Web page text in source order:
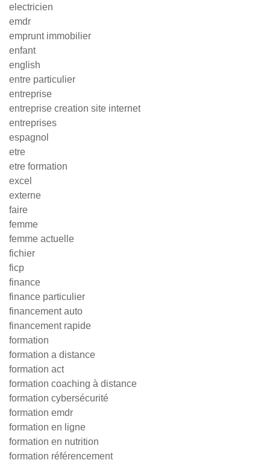
electricien
emdr
emprunt immobilier
enfant
english
entre particulier
entreprise
entreprise creation site internet
entreprises
espagnol
etre
etre formation
excel
externe
faire
femme
femme actuelle
fichier
ficp
finance
finance particulier
financement auto
financement rapide
formation
formation a distance
formation act
formation coaching à distance
formation cybersécurité
formation emdr
formation en ligne
formation en nutrition
formation référencement